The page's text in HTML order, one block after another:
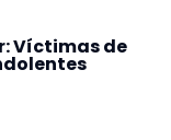
Víctimas de